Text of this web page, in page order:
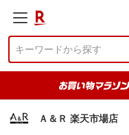
Ａ＆Ｒ 楽天市場店